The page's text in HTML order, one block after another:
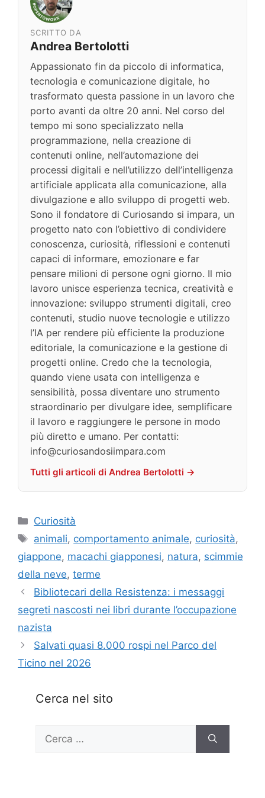
SCRITTO DA
Andrea Bertolotti
Appassionato fin da piccolo di informatica,
tecnologia e comunicazione digitale, ho
trasformato questa passione in un lavoro che
porto avanti da oltre 20 anni. Nel corso del
tempo mi sono specializzato nella
programmazione, nella creazione di
contenuti online, nell’automazione dei
processi digitali e nell’utilizzo dell’intelligenza
artificiale applicata alla comunicazione, alla
divulgazione e allo sviluppo di progetti web.
Sono il fondatore di Curiosando si impara, un
progetto nato con l’obiettivo di condividere
conoscenza, curiosità, riflessioni e contenuti
capaci di informare, emozionare e far
pensare milioni di persone ogni giorno. Il mio
lavoro unisce esperienza tecnica, creatività e
innovazione: sviluppo strumenti digitali, creo
contenuti, studio nuove tecnologie e utilizzo
l’IA per rendere più efficiente la produzione
editoriale, la comunicazione e la gestione di
progetti online. Credo che la tecnologia,
quando viene usata con intelligenza e
sensibilità, possa diventare uno strumento
straordinario per divulgare idee, semplificare
il lavoro e raggiungere le persone in modo
più diretto e umano. Per contatti:
info@curiosandosiimpara.com
Tutti gli articoli di Andrea Bertolotti →
Categorie
Curiosità
Tag
animali, comportamento animale, curiosità,
giappone, macachi giapponesi, natura, scimmie
della neve, terme
Bibliotecari della Resistenza: i messaggi
segreti nascosti nei libri durante l’occupazione
nazista
Salvati quasi 8.000 rospi nel Parco del
Ticino nel 2026
Cerca nel sito
Ricerca